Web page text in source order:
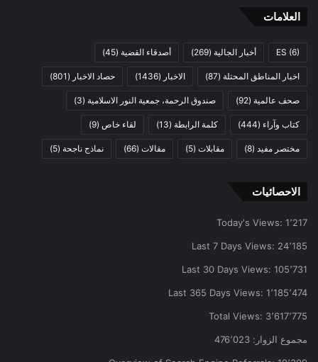
العلامات
ES (6) أخبار الجالية (269) أصدقاء القضية (45)
اخبار المناطق المحتلة (87) الاخبار (1436) حصاد الاخبار (801)
صحف عالمية (92) صندوق الرحمة، جمعية النور الاسلامية (3)
كتاب وآراء (444) كلمة الرابطة (13) لقاء خاص (9)
مختصر مفيد (8) مقابلات (5) مقالات (66) نماذج ناجحة (5)
الاحصائيات
Today's Views: 1٬217
Last 7 Days Views: 24٬185
Last 30 Days Views: 105٬731
Last 365 Days Views: 1٬185٬474
Total Views: 3٬617٬775
مجموع الزوار: 476٬023